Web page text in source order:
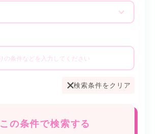
検索条件をクリア
この条件で検索する